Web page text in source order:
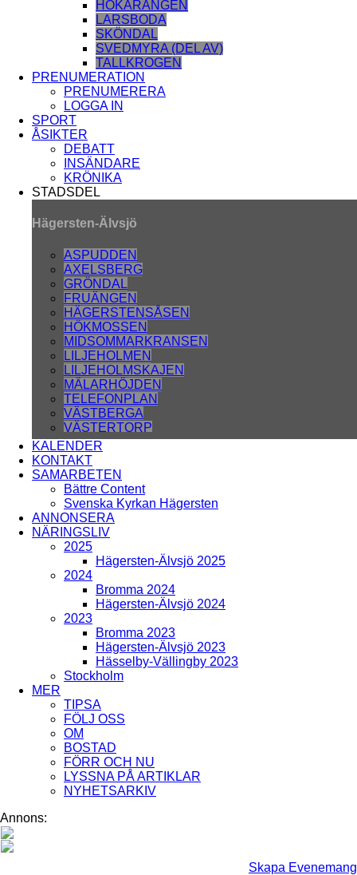
HÖKARÄNGEN
LARSBODA
SKÖNDAL
SVEDMYRA (DEL AV)
TALLKROGEN
PRENUMERATION
PRENUMERERA
LOGGA IN
SPORT
ÅSIKTER
DEBATT
INSÄNDARE
KRÖNIKA
STADSDEL
Hägersten-Älvsjö
ASPUDDEN
AXELSBERG
GRÖNDAL
FRUÄNGEN
HÄGERSTENSÅSEN
HÖKMOSSEN
MIDSOMMARKRANSEN
LILJEHOLMEN
LILJEHOLMSKAJEN
MÄLARHÖJDEN
TELEFONPLAN
VÄSTBERGA
VÄSTERTORP
ÖRNSBERG
ÅRSTABERG
ÅRSTADAL
ÄLVSJÖ
SOLBERGA
Skärholmen
BREDÄNG
SKÄRHOLMEN
SÄTRA
VÅRBERG
Enskede-Årsta-Vantör
BANDHAGEN
ENSKEDEFÄLTET
ENSKEDE GÅRD
GAMLA ENSKEDE
HAGSÄTRA
HÖGDALEN
JOHANNESHOV
STUREBY
ÅRSTA
ÖRBY
ÖSTBERGA
Farsta
KALENDER
KONTAKT
SAMARBETEN
Bättre Content
Svenska Kyrkan Hägersten
ANNONSERA
NÄRINGSLIV
2025
Hägersten-Älvsjö 2025
2024
Bromma 2024
Hägersten-Älvsjö 2024
2023
Bromma 2023
Hägersten-Älvsjö 2023
Hässelby-Vällingby 2023
Stockholm
MER
TIPSA
FÖLJ OSS
OM
BOSTAD
FÖRR OCH NU
LYSSNA PÅ ARTIKLAR
NYHETSARKIV
Annons:
Skapa Evenemang